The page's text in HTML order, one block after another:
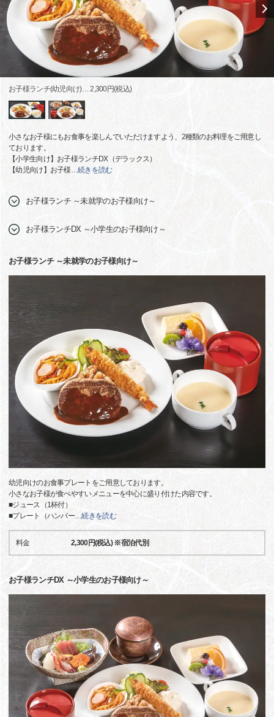
お子様ランチ(幼児向け)… 2,300円(税込)
小さなお子様にもお食事を楽しんでいただけますよう、2種類のお料理をご用意し
ております。
【小学生向け】お子様ランチDX（デラックス）
【幼児向け】お子様…続きを読む
お子様ランチ ～未就学のお子様向け～
お子様ランチDX ～小学生のお子様向け～
お子様ランチ ～未就学のお子様向け～
幼児向けのお食事プレートをご用意しております。
小さなお子様が食べやすいメニューを中心に盛り付けた内容です。
■ジュース（1杯付）
■プレート（ハンバー…続きを読む
料金 2,300円(税込) ※宿泊代別
お子様ランチDX ～小学生のお子様向け～